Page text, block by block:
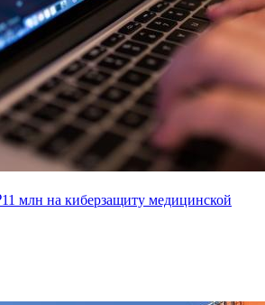
млн на киберзащиту медицинской